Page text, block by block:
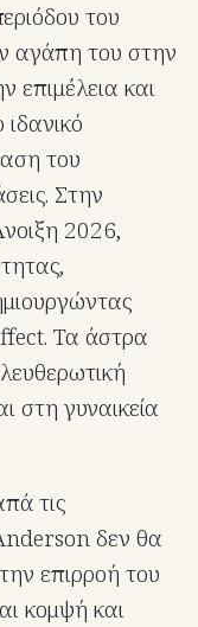
του
αγάπη του στην
επιμέλεια και
ιδανικό
του
Στην
2026,
Τα άστρα
στη γυναικεία
τις
δεν θα
επιρροή του
κομψή και